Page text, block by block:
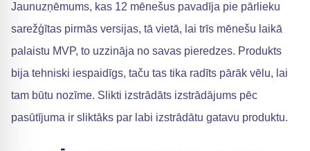
Jaunuzņēmums, kas 12 mēnešus pavadīja pie pārlieku
sarežģītas pirmās versijas, tā vietā, lai trīs mēnešu laikā
palaistu MVP, to uzzināja no savas pieredzes. Produkts
bija tehniski iespaidīgs, taču tas tika radīts pārāk vēlu, lai
tam būtu nozīme. Slikti izstrādāts izstrādājums pēc
pasūtījuma ir sliktāks par labi izstrādātu gatavu produktu.